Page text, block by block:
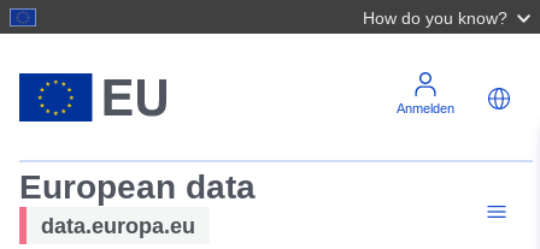
How do you know?
Anmelden
European data
data.europa.eu